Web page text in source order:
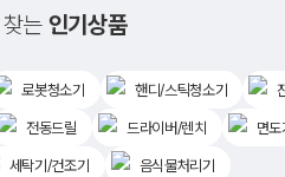
는 인기상품
로봇청소기 핸디/스틱청소기
전동드릴 드라이버/렌치 면도
세탁기/건조기 음식물처리기